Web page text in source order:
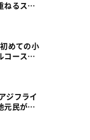
ねるスタ
根・湯河
めての小
コース｜
ジフライ
元民が通